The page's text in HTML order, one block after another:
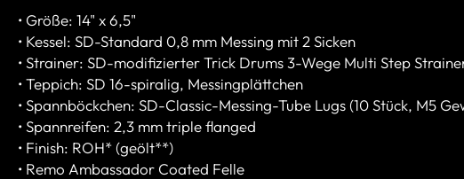
• Größe: 14" x 6,5"
• Kessel: SD-Standard 0,8 mm Messing mit 2 Sicken
• Strainer: SD-modifizierter Trick Drums 3-Wege Multi Step
• Teppich: SD 16-spiralig, Messingplättchen
• Spannböckchen: SD-Classic-Messing-Tube Lugs (10 Stück, M5
• Spannreifen: 2,3 mm triple flanged
• Finish: ROH* (geölt**)
• Remo Ambassador Coated Felle